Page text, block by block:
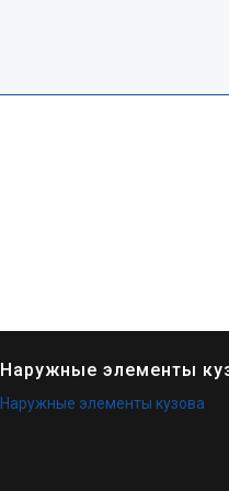
Наружные элементы
Наружные элементы кузова